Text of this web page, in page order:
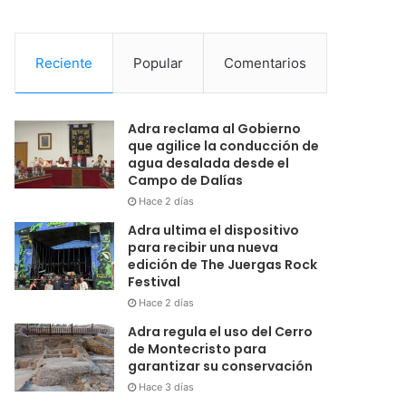
Reciente Popular Comentarios
Adra reclama al Gobierno
que agilice la conducción de
agua desalada desde el
Campo de Dalías
Hace 2 días
Adra ultima el dispositivo
para recibir una nueva
edición de The Juergas Rock
Festival
Hace 2 días
Adra regula el uso del Cerro
de Montecristo para
garantizar su conservación
Hace 3 días